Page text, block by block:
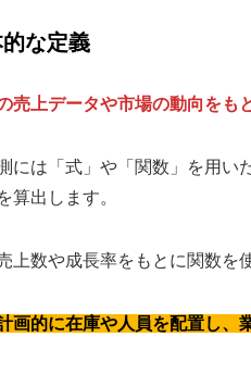
な定義
売上データや市場の動向をも
には「式」や「関数」を用
算出します。
上数や成長率をもとに関数を
画的に在庫や人員を配置し、